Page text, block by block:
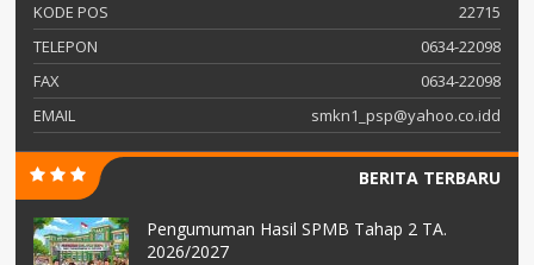
KODE POS
22715
TELEPON
0634-22098
FAX
0634-22098
EMAIL
smkn1_psp@yahoo.co.idd
BERITA TERBARU
Pengumuman Hasil SPMB Tahap 2 TA.
2026/2027